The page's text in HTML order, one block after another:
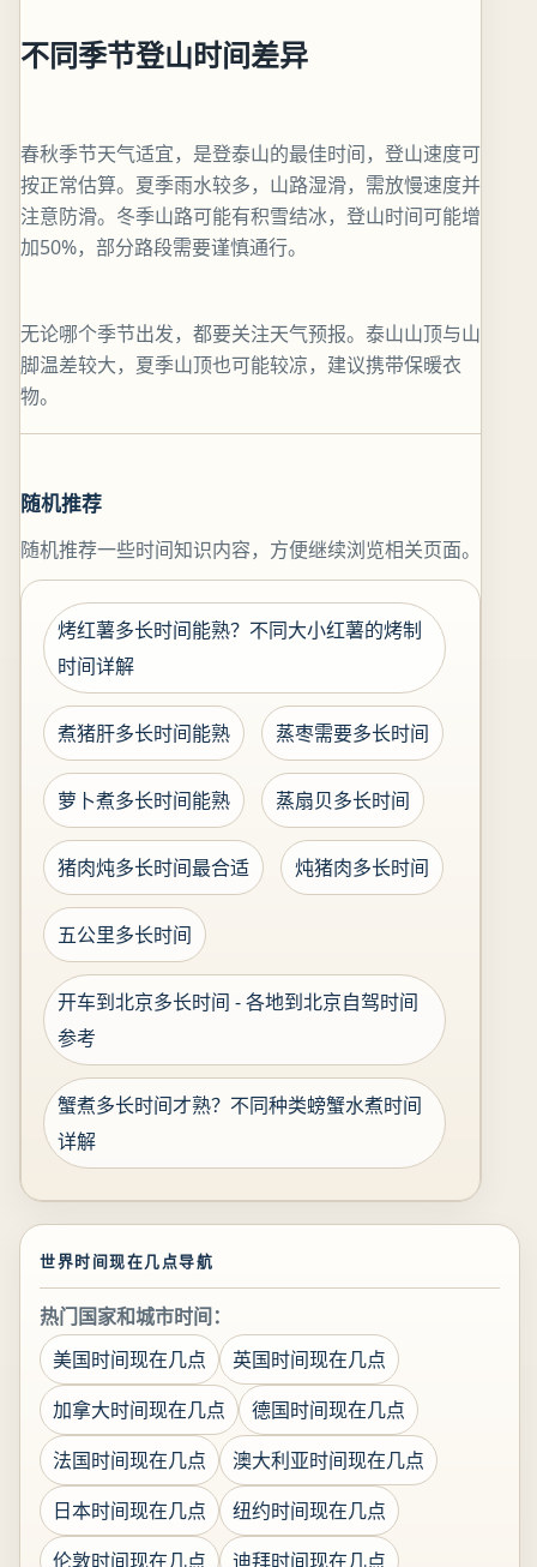
不同季节登山时间差异
春秋季节天气适宜，是登泰山的最佳时间，登山速度可
按正常估算。夏季雨水较多，山路湿滑，需放慢速度并
注意防滑。冬季山路可能有积雪结冰，登山时间可能增
加50%，部分路段需要谨慎通行。
无论哪个季节出发，都要关注天气预报。泰山山顶与山
脚温差较大，夏季山顶也可能较凉，建议携带保暖衣
物。
随机推荐
随机推荐一些时间知识内容，方便继续浏览相关页面。
烤红薯多长时间能熟？不同大小红薯的烤制
时间详解
煮猪肝多长时间能熟 蒸枣需要多长时间
萝卜煮多长时间能熟 蒸扇贝多长时间
猪肉炖多长时间最合适 炖猪肉多长时间
五公里多长时间
开车到北京多长时间 - 各地到北京自驾时间
参考
蟹煮多长时间才熟？不同种类螃蟹水煮时间
详解
世界时间现在几点导航
热门国家和城市时间：
美国时间现在几点
英国时间现在几点
加拿大时间现在几点
德国时间现在几点
法国时间现在几点
澳大利亚时间现在几点
日本时间现在几点
纽约时间现在几点
伦敦时间现在几点
迪拜时间现在几点